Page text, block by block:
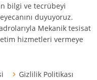
bilgi ve tecrübeyi
duyuyoruz.
Mekanik tesisat
hizmetleri vermeye
Gizlilik Politikası